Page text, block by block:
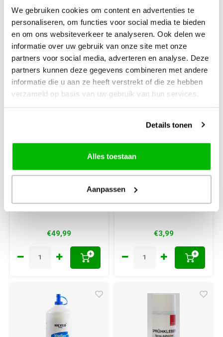
We gebruiken cookies om content en advertenties te
personaliseren, om functies voor social media te bieden
en om ons websiteverkeer te analyseren. Ook delen we
informatie over uw gebruik van onze site met onze
partners voor social media, adverteren en analyse. Deze
partners kunnen deze gegevens combineren met andere
informatie die u aan ze heeft verstrekt of die ze hebben
verzameld op basis van uw gebruik van hun services.
Details tonen
Alles toestaan
Aanpassen
Diamond Dotz
Lichtbak Deluxe 31
x 21 cm
€49,99
+
12 opbergpotjes
met schroefdeksel
38 x 21 mm
€3,99
+